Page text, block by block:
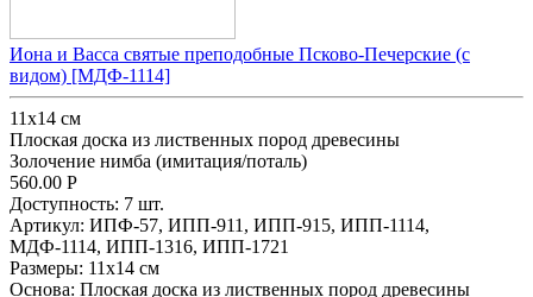
Иона и Васса святые преподобные Псково-Печерские (с
видом) [МДФ-1114]
11х14 см
Плоская доска из лиственных пород древесины
Золочение нимба (имитация/поталь)
560.00 Р
Доступность: 7 шт.
Артикул: ИПФ-57, ИПП-911, ИПП-915, ИПП-1114,
МДФ-1114, ИПП-1316, ИПП-1721
Размеры: 11х14 см
Основа: Плоская доска из лиственных пород древесины